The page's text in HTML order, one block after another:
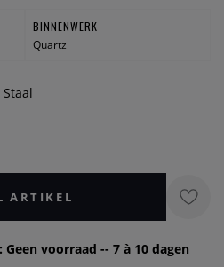
BINNENWERK
Quartz
ARTIKEL
voorraad -- 7 à 10 dagen